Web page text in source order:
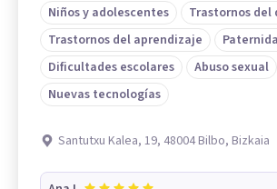
Niños y adolescentes
Trastornos del
Trastornos del aprendizaje
Dificultades escolares
Abuso sexual
Nuevas tecnologías
Santutxu Kalea, 19, 48004 Bilbo, Bizkaia